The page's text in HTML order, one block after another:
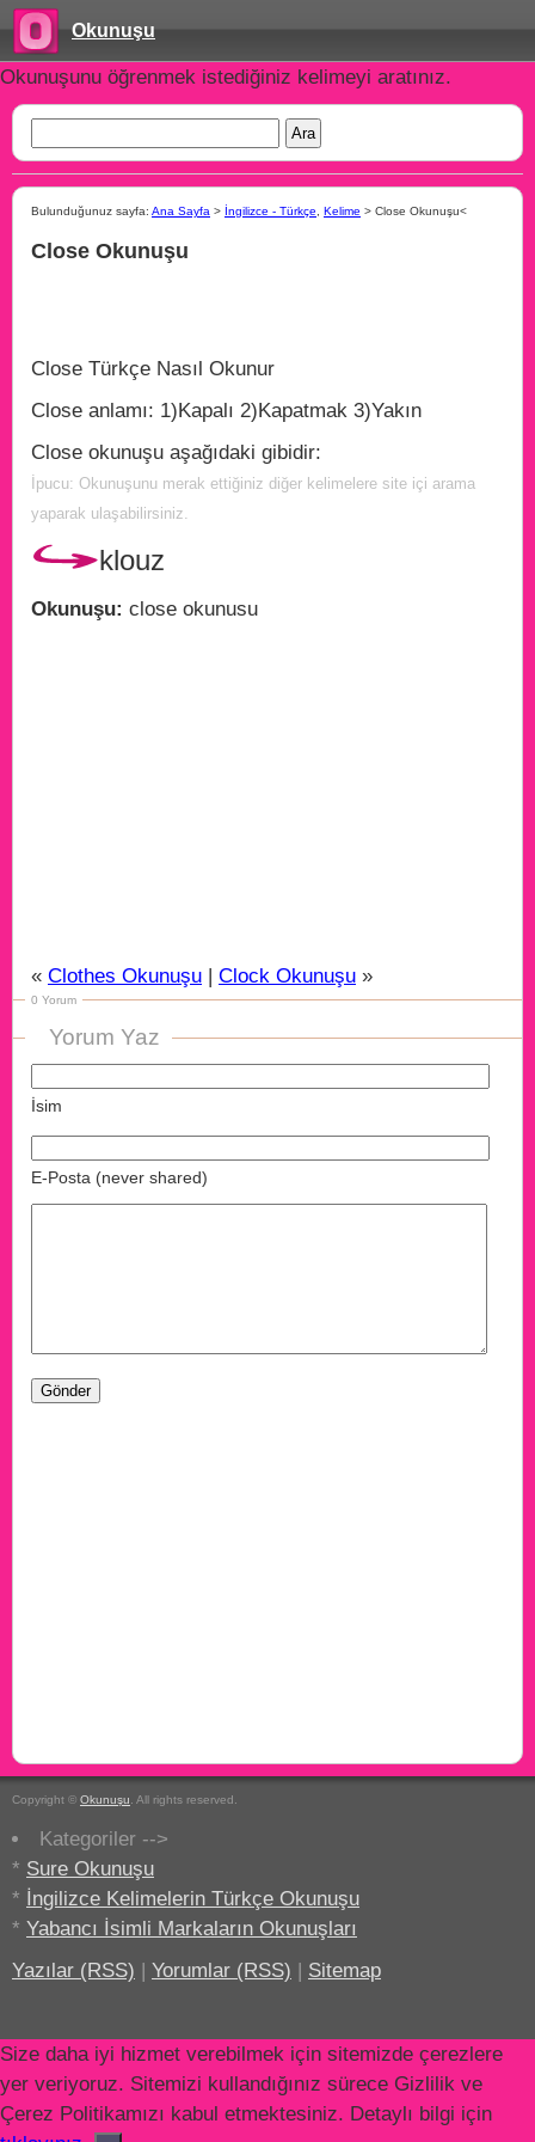
Okunuşu
Okunuşunu öğrenmek istediğiniz kelimeyi aratınız.
Bulunduğunuz sayfa: Ana Sayfa > İngilizce - Türkçe Kelime > Close Okunuşu<
Close Okunuşu
Close Türkçe Nasıl Okunur
Close anlamı: 1)Kapalı 2)Kapatmak 3)Yakın
Close okunuşu aşağıdaki gibidir:
İpucu: Okunuşunu merak ettiğiniz diğer kelimelere site içi arama
yaparak ulaşabilirsiniz.
klouz
Okunuşu: close okunusu
« Clothes Okunuşu | Clock Okunuşu »
0 Yorum
Yorum Yaz
İsim
E-Posta (never shared)
Copyright © Okunuşu . All rights reserved.
Kategoriler -->
* Sure Okunuşu
* İngilizce Kelimelerin Türkçe Okunuşu
* Yabancı İsimli Markaların Okunuşları
Yazılar (RSS) | Yorumlar (RSS) | Sitemap
Size daha iyi hizmet verebilmek için sitemizde çerezlere
yer veriyoruz. Sitemizi kullandığınız sürece Gizlilik ve
Çerez Politikamızı kabul etmektesiniz. Detaylı bilgi için